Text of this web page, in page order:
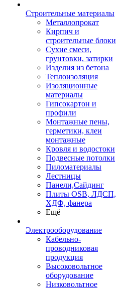
Строительные материалы
Металлопрокат
Кирпич и
строительные блоки
Сухие смеси,
грунтовки, затирки
Изделия из бетона
Теплоизоляция
Изоляционные
материалы
Гипсокартон и
профили
Монтажные пены,
герметики, клеи
монтажные
Кровля и водостоки
Подвесные потолки
Пиломатериалы
Лестницы
Панели,Сайдинг
Плиты OSB, ЛДСП,
ХДФ, фанера
Ещё
Электрооборудование
Кабельно-
проводниковая
продукция
Высоковольтное
оборудование
Низковольтное